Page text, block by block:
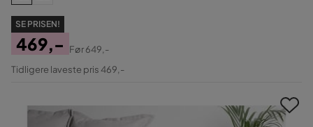
SE PRISEN!
Pris
469,-
Original
Før649,-
Tidligere laveste pris 469,-